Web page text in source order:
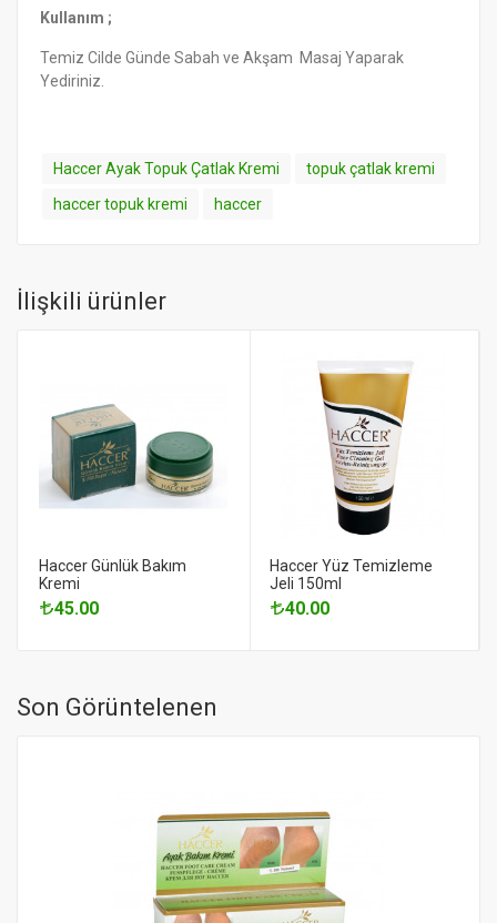
Kullanım ;
Temiz Cilde Günde Sabah ve Akşam Masaj Yaparak
Yediriniz.
Haccer Ayak Topuk Çatlak Kremi
topuk çatlak kremi
haccer topuk kremi
haccer
İlişkili ürünler
Haccer Günlük Bakım
Kremi
45.00
Haccer Yüz Temizleme
Jeli 150ml
40.00
Son Görüntelenen